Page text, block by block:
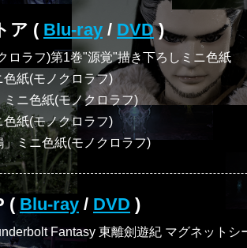
ア ( Blu-ray / DVD)
ロラフ)第1巻"源覚"描き下ろしミニ色紙
紙(モノクロラフ)
ニ色紙(モノクロラフ)
紙(モノクロラフ)
ミニ色紙(モノクロラフ)
( Blu-ray / DVD )
Fantasy 東離劍遊紀 マグネットシ